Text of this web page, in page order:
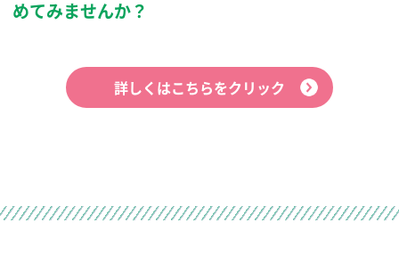
めてみませんか？
詳しくはこちらをクリック